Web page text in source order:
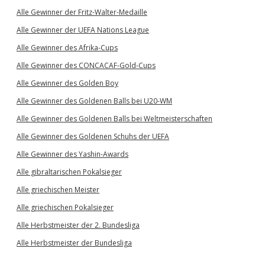
Alle Gewinner der Fritz-Walter-Medaille
Alle Gewinner der UEFA Nations League
Alle Gewinner des Afrika-Cups
Alle Gewinner des CONCACAF-Gold-Cups
Alle Gewinner des Golden Boy
Alle Gewinner des Goldenen Balls bei U20-WM
Alle Gewinner des Goldenen Balls bei Weltmeisterschaften
Alle Gewinner des Goldenen Schuhs der UEFA
Alle Gewinner des Yashin-Awards
Alle gibraltarischen Pokalsieger
Alle griechischen Meister
Alle griechischen Pokalsieger
Alle Herbstmeister der 2. Bundesliga
Alle Herbstmeister der Bundesliga